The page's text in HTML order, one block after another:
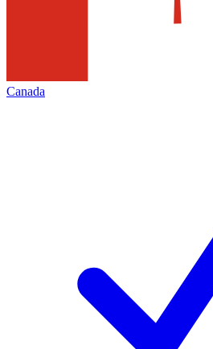
Canada